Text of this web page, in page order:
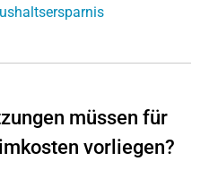
müssen für
vorliegen?